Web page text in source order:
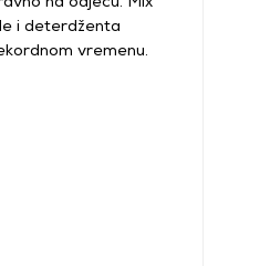
i deterdženta
vremenu.